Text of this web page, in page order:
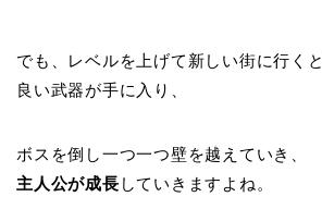
でも、レベルを上げて新しい街に行くと
良い武器が手に入り、
ボスを倒し一つ一つ壁を越えていき、
主人公が成長 していきますよね。